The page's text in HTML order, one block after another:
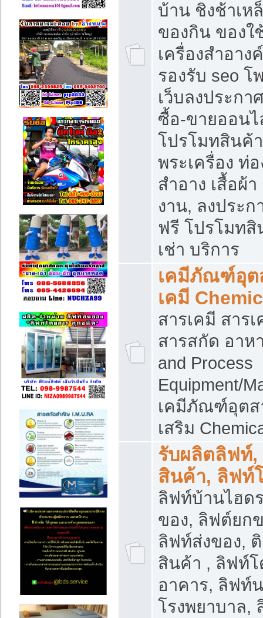
บ้าน ชิงช้าเห
ของกิน ของใ
เครื่องสำอา
รองรับ seo โ
เว็บลงประก
ซื้อ-ขายออน
โปรโมทสินค้
พระเครื่อง ท่อ
สำอาง เสื้อผ้
งาน, ลงประ
ฟรี โปรโมท
เช่า บริการ
เคมีภัณฑ์อุต
เคมี
สารเคมี สาร
สารสกัด อาห
and Process
Equipment/
เคมีภัณฑ์อุตส
เสริม
รับผลิตลิฟท์
สินค้า, ลิฟท์
ลิฟท์บ้านไฮด
ของ, ลิฟต์ยก
ลิฟท์ส่งของ,
สินค้า , ลิฟท์
อาคาร, ลิฟท์
โรงพยาบาล,